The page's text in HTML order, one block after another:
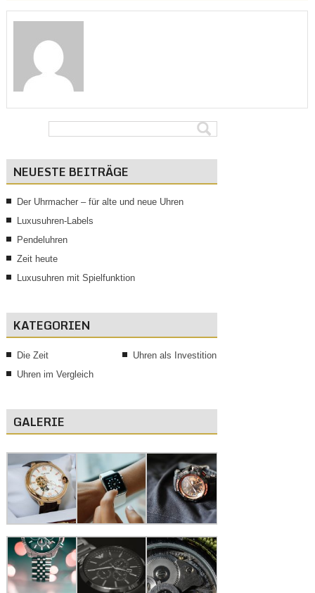
NEUESTE BEITRÄGE
Der Uhrmacher – für alte und neue Uhren
Luxusuhren-Labels
Pendeluhren
Zeit heute
Luxusuhren mit Spielfunktion
KATEGORIEN
Die Zeit
Uhren als Investition
Uhren im Vergleich
GALERIE